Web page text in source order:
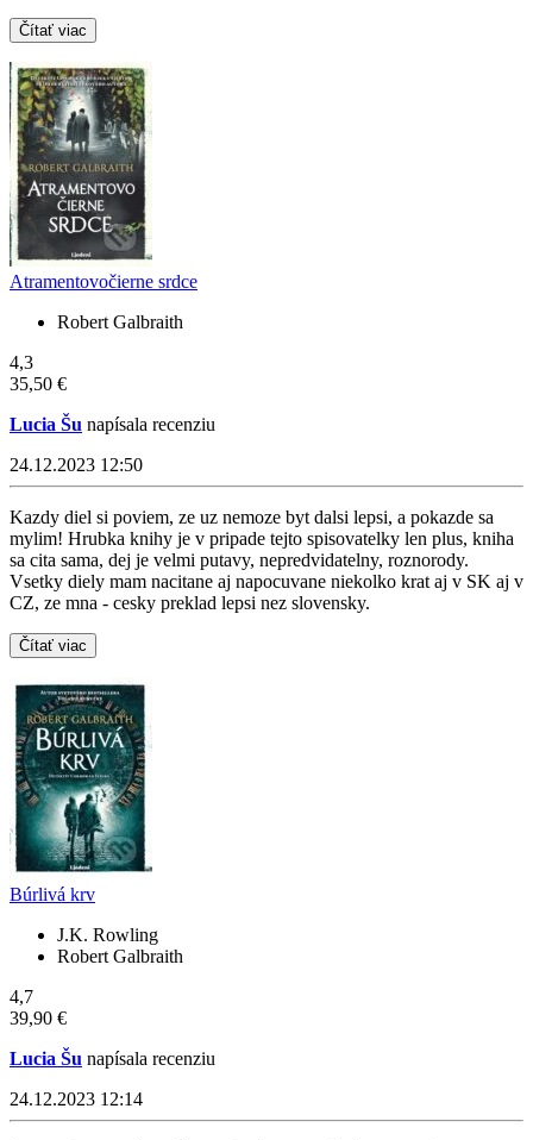
Čítať viac
Atramentovočierne srdce
Robert Galbraith
4,3
35,50 €
Lucia Šu napísala recenziu
24.12.2023 12:50
Kazdy diel si poviem, ze uz nemoze byt dalsi lepsi, a pokazde sa
mylim! Hrubka knihy je v pripade tejto spisovatelky len plus, kniha
sa cita sama, dej je velmi putavy, nepredvidatelny, roznorody.
Vsetky diely mam nacitane aj napocuvane niekolko krat aj v SK aj v
CZ, ze mna - cesky preklad lepsi nez slovensky.
Čítať viac
Búrlivá krv
J.K. Rowling
Robert Galbraith
4,7
39,90 €
Lucia Šu napísala recenziu
24.12.2023 12:14